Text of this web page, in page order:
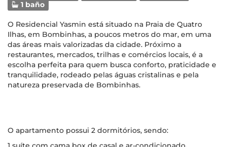
1 baño
O Residencial Yasmin está situado na Praia de Quatro
Ilhas, em Bombinhas, a poucos metros do mar, em uma
das áreas mais valorizadas da cidade. Próximo a
restaurantes, mercados, trilhas e comércios locais, é a
escolha perfeita para quem busca conforto, praticidade e
tranquilidade, rodeado pelas águas cristalinas e pela
natureza preservada de Bombinhas.
O apartamento possui 2 dormitórios, sendo: